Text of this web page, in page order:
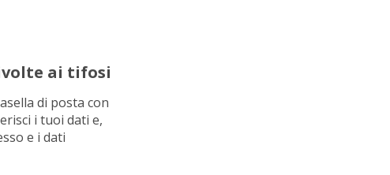
ai tifosi
di posta con
i tuoi dati e,
e i dati